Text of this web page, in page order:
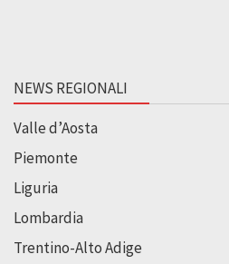
NEWS REGIONALI
Valle d’Aosta
Piemonte
Liguria
Lombardia
Trentino-Alto Adige